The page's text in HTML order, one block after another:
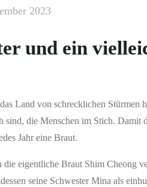
2023
und ein
Land von schrecklichen Stürmen
die Menschen im Stich. Damit
Jahr eine Braut.
eigentliche Braut Shim Cheong
seine Schwester Mina als